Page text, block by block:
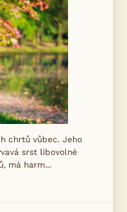
chrtů vůbec. Jeho
srst libovolné
má harm...